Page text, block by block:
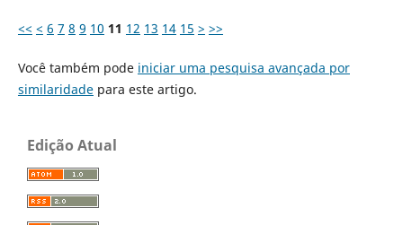
<< < 6 7 8 9 10 11 12 13 14 15 > >>
Você também pode iniciar uma pesquisa avançada por
similaridadepara este artigo.
Edição Atual